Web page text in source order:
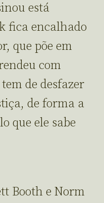
está
fica encalhado
que põe em
com
de desfazer
de forma a
que ele sabe
Booth e Norm